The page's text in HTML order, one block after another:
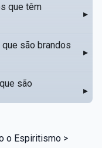
que têm
▸
são brandos
▸
são
▸
o Espiritismo >